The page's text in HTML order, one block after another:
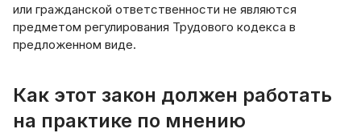
или гражданской ответственности не являются
предметом регулирования Трудового кодекса в
предложенном виде.
Как этот закон должен работать
на практике по мнению